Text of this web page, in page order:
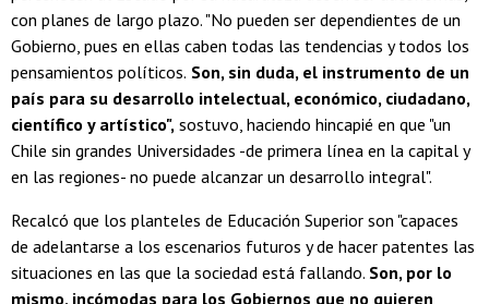
con planes de largo plazo. "No pueden ser dependientes de un
Gobierno, pues en ellas caben todas las tendencias y todos los
pensamientos políticos. Son, sin duda, el instrumento de un
país para su desarrollo intelectual, económico, ciudadano,
científico y artístico", sostuvo, haciendo hincapié en que "un
Chile sin grandes Universidades -de primera línea en la capital y
en las regiones- no puede alcanzar un desarrollo integral".
Recalcó que los planteles de Educación Superior son "capaces
de adelantarse a los escenarios futuros y de hacer patentes las
situaciones en las que la sociedad está fallando. Son, por lo
mismo, incómodas para los Gobiernos que no quieren